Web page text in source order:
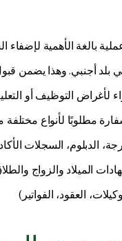
بالغة الأهمية لإضفاء
بلد أجنبي. وهذا يضمن
لأغراض التوظيف أو
مطلوبًا لأنواع
الدبلوم، السجلات
الميلاد والزواج
العقود، الفواتير)